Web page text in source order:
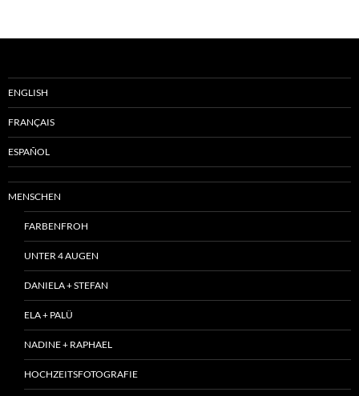
ENGLISH
FRANÇAIS
ESPAÑOL
MENSCHEN
FARBENFROH
UNTER 4 AUGEN
DANIELA + STEFAN
ELA + PALÜ
NADINE + RAPHAEL
HOCHZEITSFOTOGRAFIE